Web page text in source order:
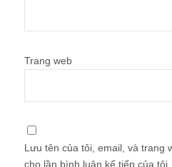
Trang web
Lưu tên của tôi, email, và trang
cho lần bình luận kế tiếp của tôi.